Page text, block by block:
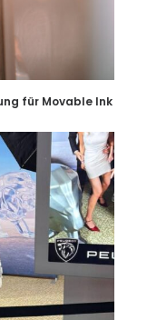
für Movable Ink